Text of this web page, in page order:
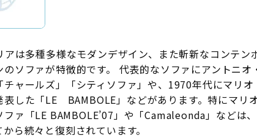
アは多種多様なモダンデザイン、また斬新なコンテン
のソファが特徴的です。 代表的なソファにアントニオ
チャールズ」「シティソファ」や、1970年代にマリオ
表した「LE BAMBOLE」などがあります。特にマリ
ファ「LE BAMBOLE’07」や「Camaleonda」などは
ら続々と復刻されています。